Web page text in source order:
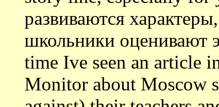
развиваются
школьники оценивают
time Ive seen an article
Monitor about Moscow